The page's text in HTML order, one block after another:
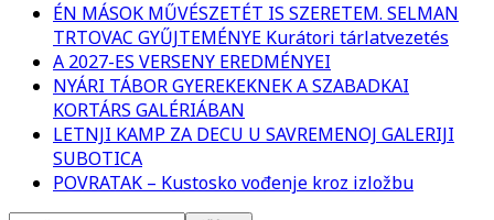
ÉN MÁSOK MŰVÉSZETÉT IS SZERETEM. SELMAN
TRTOVAC GYŰJTEMÉNYE Kurátori tárlatvezetés
A 2027-ES VERSENY EREDMÉNYEI
NYÁRI TÁBOR GYEREKEKNEK A SZABADKAI
KORTÁRS GALÉRIÁBAN
LETNJI KAMP ZA DECU U SAVREMENOJ GALERIJI
SUBOTICA
POVRATAK – Kustosko vođenje kroz izložbu